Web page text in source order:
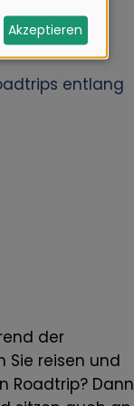
entlang
der
Sie reisen und
Roadtrip? Dann
Akzeptieren